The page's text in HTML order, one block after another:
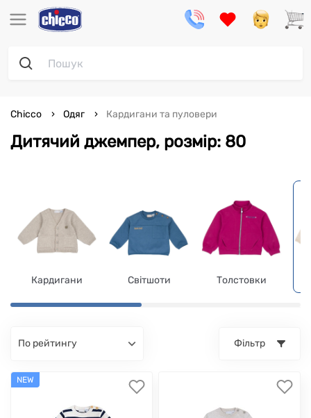
Дитячий джемпер, розмір: 80
Chicco Одяг Кардигани та пуловери
Кардигани Світшоти Толстовки
по рейтингу Фільтр
NEW